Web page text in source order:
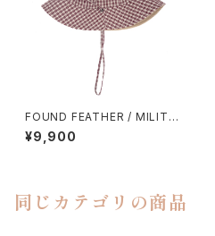
FOUND FEATHER / MILITAR
Y SUN HAT
¥9,900
同じカテゴリの商品